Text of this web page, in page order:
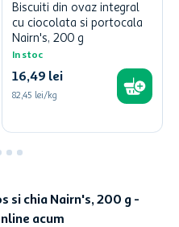
Biscuiti din ovaz integral
cu ciocolata si portocala
Nairn's, 200 g
In stoc
16,49 lei
82,45 lei/kg
si chia Nairn's, 200 g -
acum